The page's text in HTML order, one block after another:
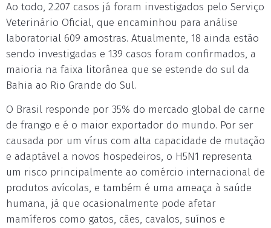
Ao todo, 2.207 casos já foram investigados pelo Serviço
Veterinário Oficial, que encaminhou para análise
laboratorial 609 amostras. Atualmente, 18 ainda estão
sendo investigadas e 139 casos foram confirmados, a
maioria na faixa litorânea que se estende do sul da
Bahia ao Rio Grande do Sul.
O Brasil responde por 35% do mercado global de carne
de frango e é o maior exportador do mundo. Por ser
causada por um vírus com alta capacidade de mutação
e adaptável a novos hospedeiros, o H5N1 representa
um risco principalmente ao comércio internacional de
produtos avícolas, e também é uma ameaça à saúde
humana, já que ocasionalmente pode afetar
mamíferos como gatos, cães, cavalos, suínos e